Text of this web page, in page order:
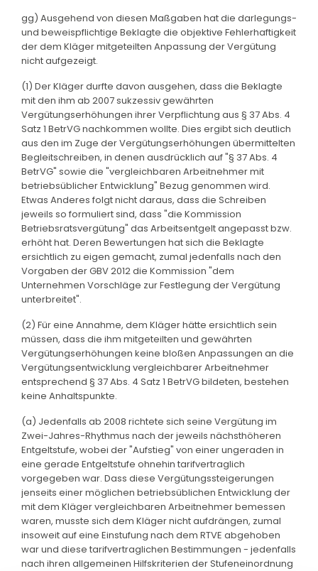
gg) Ausgehend von diesen Maßgaben hat die darlegungs-
und beweispflichtige Beklagte die objektive Fehlerhaftigkeit
der dem Kläger mitgeteilten Anpassung der Vergütung
nicht aufgezeigt.
(1) Der Kläger durfte davon ausgehen, dass die Beklagte
mit den ihm ab 2007 sukzessiv gewährten
Vergütungserhöhungen ihrer Verpflichtung aus § 37 Abs. 4
Satz 1 BetrVG nachkommen wollte. Dies ergibt sich deutlich
aus den im Zuge der Vergütungserhöhungen übermittelten
Begleitschreiben, in denen ausdrücklich auf "§ 37 Abs. 4
BetrVG" sowie die "vergleichbaren Arbeitnehmer mit
betriebsüblicher Entwicklung" Bezug genommen wird.
Etwas Anderes folgt nicht daraus, dass die Schreiben
jeweils so formuliert sind, dass "die Kommission
Betriebsratsvergütung" das Arbeitsentgelt angepasst bzw.
erhöht hat. Deren Bewertungen hat sich die Beklagte
ersichtlich zu eigen gemacht, zumal jedenfalls nach den
Vorgaben der GBV 2012 die Kommission "dem
Unternehmen Vorschläge zur Festlegung der Vergütung
unterbreitet".
(2) Für eine Annahme, dem Kläger hätte ersichtlich sein
müssen, dass die ihm mitgeteilten und gewährten
Vergütungserhöhungen keine bloßen Anpassungen an die
Vergütungsentwicklung vergleichbarer Arbeitnehmer
entsprechend § 37 Abs. 4 Satz 1 BetrVG bildeten, bestehen
keine Anhaltspunkte.
(a) Jedenfalls ab 2008 richtete sich seine Vergütung im
Zwei-Jahres-Rhythmus nach der jeweils nächsthöheren
Entgeltstufe, wobei der "Aufstieg" von einer ungeraden in
eine gerade Entgeltstufe ohnehin tarifvertraglich
vorgegeben war. Dass diese Vergütungssteigerungen
jenseits einer möglichen betriebsüblichen Entwicklung der
mit dem Kläger vergleichbaren Arbeitnehmer bemessen
waren, musste sich dem Kläger nicht aufdrängen, zumal
insoweit auf eine Einstufung nach dem RTVE abgehoben
war und diese tarifvertraglichen Bestimmungen - jedenfalls
nach ihren allgemeinen Hilfskriterien der Stufeneinordnung